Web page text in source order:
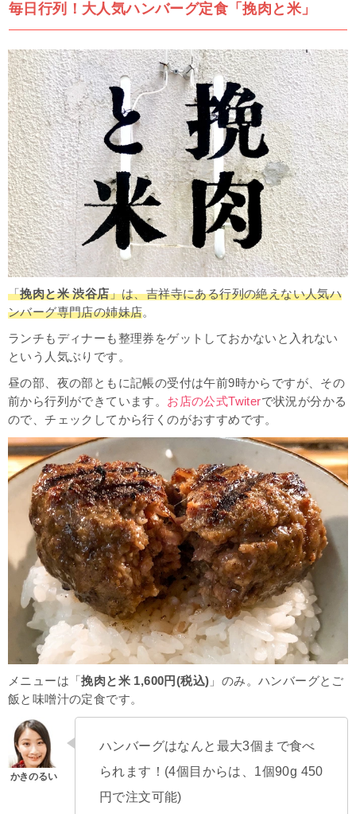
毎日行列！大人気ハンバーグ定食「挽肉と米」
「挽肉と米 渋谷店」は、吉祥寺にある行列の絶えない人気ハ
ンバーグ専門店の姉妹店。
ランチもディナーも整理券をゲットしておかないと入れない
という人気ぶりです。
昼の部、夜の部ともに記帳の受付は午前9時からですが、その
前から行列ができています。 お店の公式Twiterで状況が分かる
ので、チェックしてから行くのがおすすめです。
メニューは「挽肉と米 1,600円(税込) 」のみ。ハンバーグとご
飯と味噌汁の定食です。
ハンバーグはなんと最大3個まで食べ
られます！(4個目からは、1個90g 450
円で注文可能)